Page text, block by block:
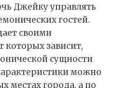
Джейку управлять
гостей.
своими
которых зависит,
сущности
можно
местах города, а по